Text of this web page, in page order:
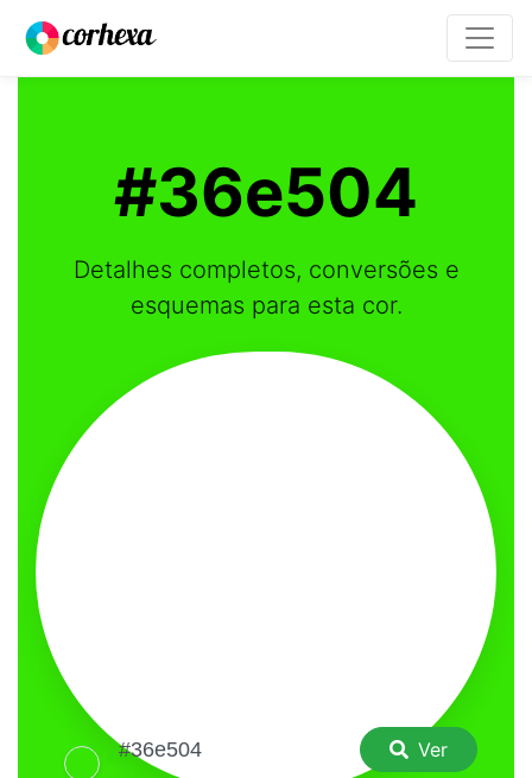
#36e504
Detalhes completos, conversões e
esquemas para esta cor.
Ver